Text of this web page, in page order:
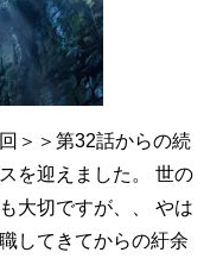
＞＞第32話からの続
を迎えました。 世の
大切ですが、、 やは
してきてからの紆余